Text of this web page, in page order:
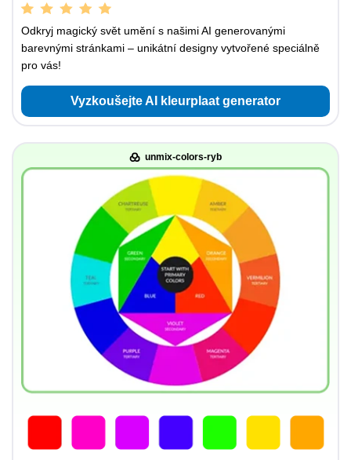
Odkryj magický svět umění s našimi AI generovanými
barevnými stránkami – unikátní designy vytvořené speciálně
pro vás!
Vyzkoušejte AI kleurplaat generator
unmix-colors-ryb